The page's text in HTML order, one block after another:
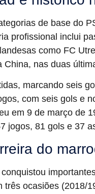
de base do
profissional inclui
como FC
nas duas
marcando seis
com seis gols e
em 9 de março de
jogos, 81 gols e 37
do
ocasiões (2018/